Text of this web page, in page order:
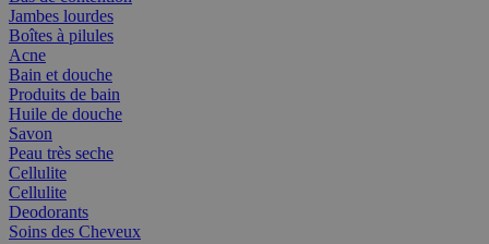
Jambes lourdes
Boîtes à pilules
Acne
Bain et douche
Produits de bain
Huile de douche
Savon
Peau très seche
Cellulite
Cellulite
Deodorants
Soins des Cheveux